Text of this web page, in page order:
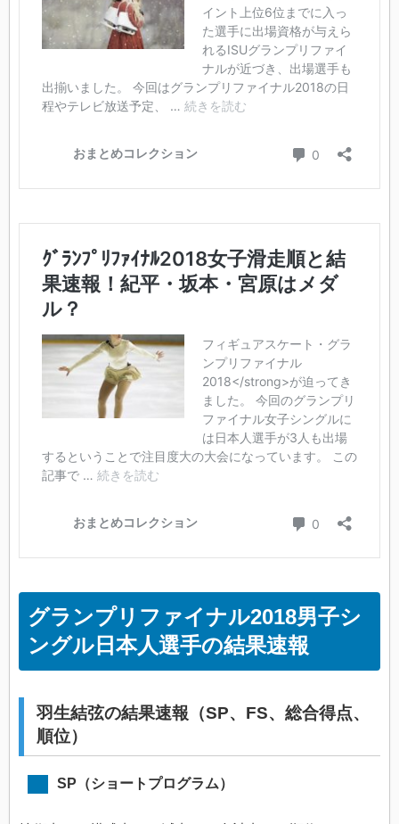
グランプリファイナル2018男子シ
ングル日本人選手の結果速報
羽生結弦の結果速報（SP、FS、総合得点、
順位）
SP（ショートプログラム）